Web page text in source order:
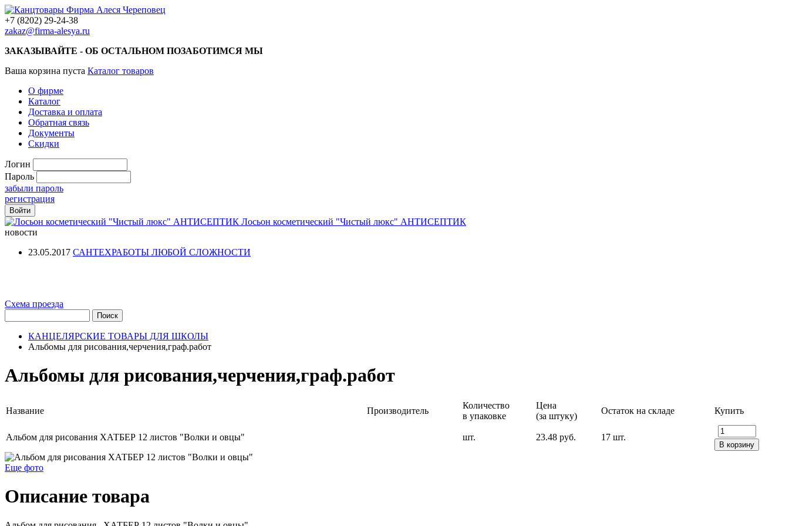
+7 (8202) 29-24-38
zakaz@firma-alesya.ru
ЗАКАЗЫВАЙТЕ - ОБ ОСТАЛЬНОМ ПОЗАБОТИМСЯ МЫ
Ваша корзина пуста Каталог товаров
О фирме
Каталог
Доставка и оплата
Обратная связь
Документы
Скидки
Логин
Пароль
забыли пароль
регистрация
Лосьон косметический "Чистый люкс" АНТИСЕПТИК
новости
23.05.2017 САНТЕХРАБОТЫ ЛЮБОЙ СЛОЖНОСТИ
Схема проезда
КАНЦЕЛЯРСКИЕ ТОВАРЫ ДЛЯ ШКОЛЫ
Альбомы для рисования,черчения,граф.работ
Альбомы для рисования,черчения,граф.работ
Название Производитель
Количество
в упаковке
Цена
(за штуку)
Остаток на складе Купить
Альбом для рисования ХАТБЕР 12 листов "Волки и овцы" шт. 23.48 руб. 17 шт.
Еще фото
Описание товара